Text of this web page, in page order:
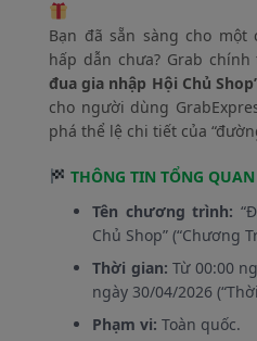
Bạn đã sẵn sàng cho một
hấp dẫn chưa? Grab
đua gia nhập Hội Chủ
cho người dùng
phá thể lệ chi tiết của
THÔNG TIN TỔNG
Tên chương trình:
Chủ Shop” (“Chương
Thời gian: Từ 00:00
ngày 30/04/2026
Phạm vi: Toàn quốc.